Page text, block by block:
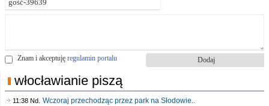
Znam i akceptuję regulamin portalu
włocławianie piszą
11:38 Nd. Wczoraj przechodząc przez park na Słodowie..